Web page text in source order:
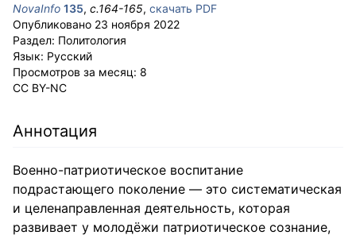
NovaInfo 135, с.164-165, скачать PDF
Опубликовано 23 ноября 2022
Раздел: Политология
Язык: Русский
Просмотров за месяц: 8
CC BY-NC
Аннотация
Военно-патриотическое воспитание
подрастающего поколение — это систематическая
и целенаправленная деятельность, которая
развивает у молодёжи патриотическое сознание,